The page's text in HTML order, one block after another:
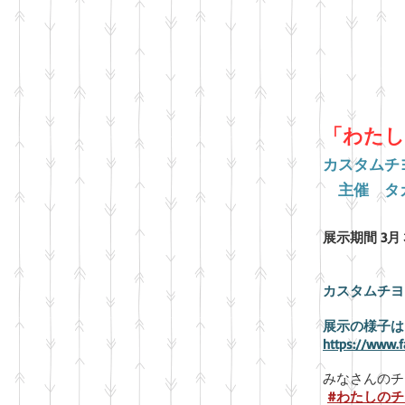
「わた
カスタム
主催 タ
展示期間 3月
１１：
カスタムチ
展示の様子
https://
みなさんの
#わたしの